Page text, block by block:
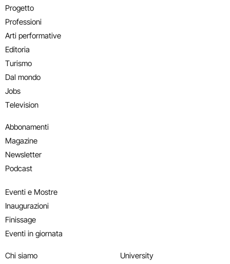
Progetto
Professioni
Arti performative
Editoria
Turismo
Dal mondo
Jobs
Television
Abbonamenti
Magazine
Newsletter
Podcast
Eventi e Mostre
Inaugurazioni
Finissage
Eventi in giornata
Chi siamo
University